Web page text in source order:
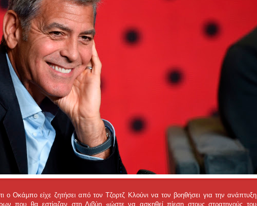
ο Οκάμπο είχε ζητήσει από τον Τζορτζ Κλούνι να τον βοηθήσει για την ανάπτυξη
που θα εστίαζαν στη Λιβύη «ώστε να ασκηθεί πίεση στους στρατηγούς του